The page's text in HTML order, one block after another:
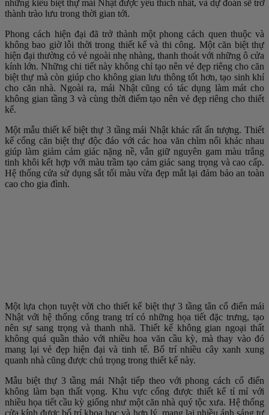
những kiểu biệt thự mái Nhật được yêu thích nhất, và dự đoán sẽ trở
thành trào lưu trong thời gian tới.
Phong cách hiện đại đã trở thành một phong cách quen thuộc và
không bao giờ lỗi thời trong thiết kế và thi công. Một căn biệt thự
hiện đại thường có vẻ ngoài nhẹ nhàng, thanh thoát với những ô cửa
kính lớn. Những chi tiết này không chỉ tạo nên vẻ đẹp riêng cho căn
biệt thự mà còn giúp cho không gian lưu thông tốt hơn, tạo sinh khí
cho căn nhà. Ngoài ra, mái Nhật cũng có tác dụng làm mát cho
không gian tầng 3 và cùng thời điểm tạo nên vẻ đẹp riêng cho thiết
kế.
Một mẫu thiết kế biệt thự 3 tầng mái Nhật khác rất ấn tượng. Thiết
kế cổng căn biệt thự độc đáo với các hoa văn chìm nổi khác nhau
giúp làm giảm cảm giác nặng nề, vẫn giữ nguyên gam màu trắng
tinh khôi kết hợp với màu trầm tạo cảm giác sang trọng và cao cấp.
Hệ thống cửa sử dụng sắt tối màu vừa đẹp mắt lại đảm bảo an toàn
cao cho gia đình.
Một lựa chọn tuyệt vời cho thiết kế biệt thự 3 tầng tân cổ điển mái
Nhật với hệ thống cổng trang trí có những họa tiết đặc trưng, tạo
nên sự sang trọng và thanh nhã. Thiết kế không gian ngoại thất
không quá quần thảo với nhiều hoa văn cầu kỳ, mà thay vào đó
mang lại vẻ đẹp hiện đại và tinh tế. Bố trí nhiều cây xanh xung
quanh nhà cũng được chú trọng trong thiết kế này.
Mẫu biệt thự 3 tầng mái Nhật tiếp theo với phong cách cổ điển
không làm bạn thất vọng. Khu vực cổng được thiết kế tỉ mỉ với
nhiều họa tiết cầu kỳ giống như một căn nhà quý tộc xưa. Hệ thống